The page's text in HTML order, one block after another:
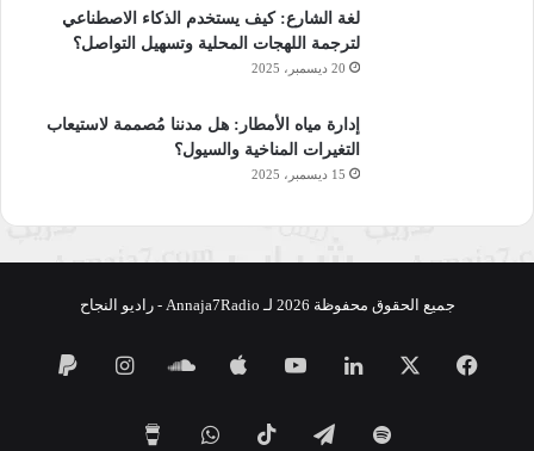
لغة الشارع: كيف يستخدم الذكاء الاصطناعي
لترجمة اللهجات المحلية وتسهيل التواصل؟
20 ديسمبر، 2025
إدارة مياه الأمطار: هل مدننا مُصممة لاستيعاب
التغيرات المناخية والسيول؟
15 ديسمبر، 2025
جميع الحقوق محفوظة 2026 لـ Annaja7Radio - راديو النجاح
فيسبوك لينكدإن‫YouTube ساوند
كلاود
انستقرام
‏Paypal
‏Spotify تيلقرام ‫TikTokواتساب